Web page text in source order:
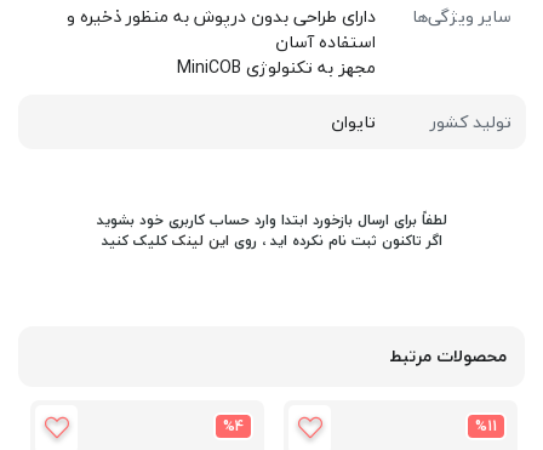
سایر ویژگی‌ها
دارای طراحی بدون درپوش به منظور ذخیره و
استفاده آسان
مجهز به تکنولوژی MiniCOB
تولید کشور
تایوان
لطفاً برای ارسال بازخورد ابتدا وارد حساب کاربری خود بشوید
اگر تاکنون ثبت نام نکرده اید ، روی این لینک کلیک کنید
محصولات مرتبط
%11
%4